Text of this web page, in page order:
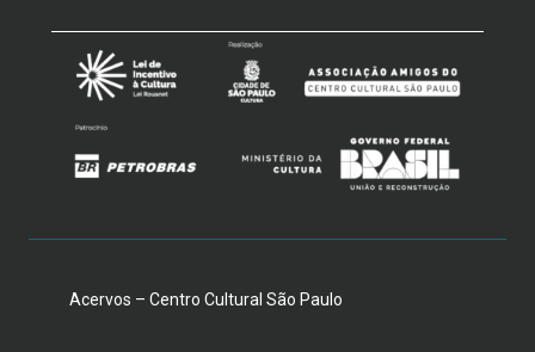
Acervos – Centro Cultural São Paulo